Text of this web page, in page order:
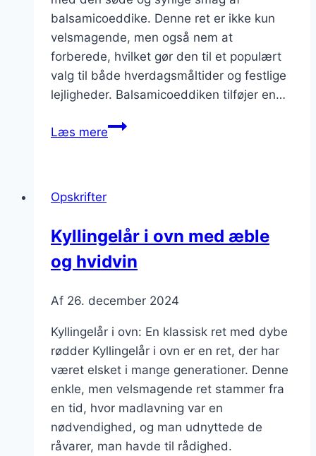
balsamicoeddike. Denne ret er ikke kun
velsmagende, men også nem at
forberede, hvilket gør den til et populært
valg til både hverdagsmåltider og festlige
lejligheder. Balsamicoeddiken tilføjer en…
Læs mereKyllingelår
ris
Opskrifter
Kyllingelår i ovn med æble
og hvidvin
Af 26. december 2024
Kyllingelår i ovn: En klassisk ret med dybe
rødder Kyllingelår i ovn er en ret, der har
været elsket i mange generationer. Denne
enkle, men velsmagende ret stammer fra
en tid, hvor madlavning var en
nødvendighed, og man udnyttede de
råvarer, man havde til rådighed.